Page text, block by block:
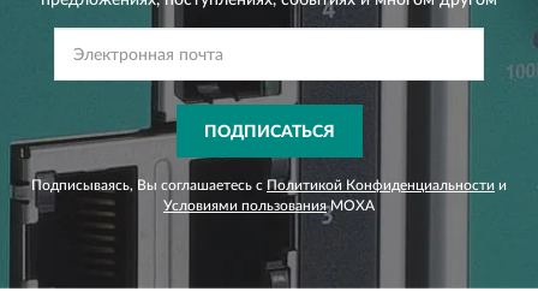
ПОДПИСАТЬСЯ
Подписываясь, Вы соглашаетесь с Политикой Конфиденциальности и
Условиями пользованияMOXA